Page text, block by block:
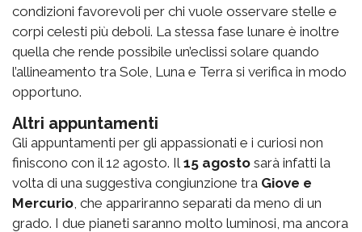
condizioni favorevoli per chi vuole osservare stelle e
corpi celesti più deboli. La stessa fase lunare è inoltre
quella che rende possibile un’eclissi solare quando
l’allineamento tra Sole, Luna e Terra si verifica in modo
opportuno.
Altri appuntamenti
Gli appuntamenti per gli appassionati e i curiosi non
finiscono con il 12 agosto. Il 15 agosto sarà infatti la
volta di una suggestiva congiunzione tra Giove e
Mercurio , che appariranno separati da meno di un
grado. I due pianeti saranno molto luminosi, ma ancora